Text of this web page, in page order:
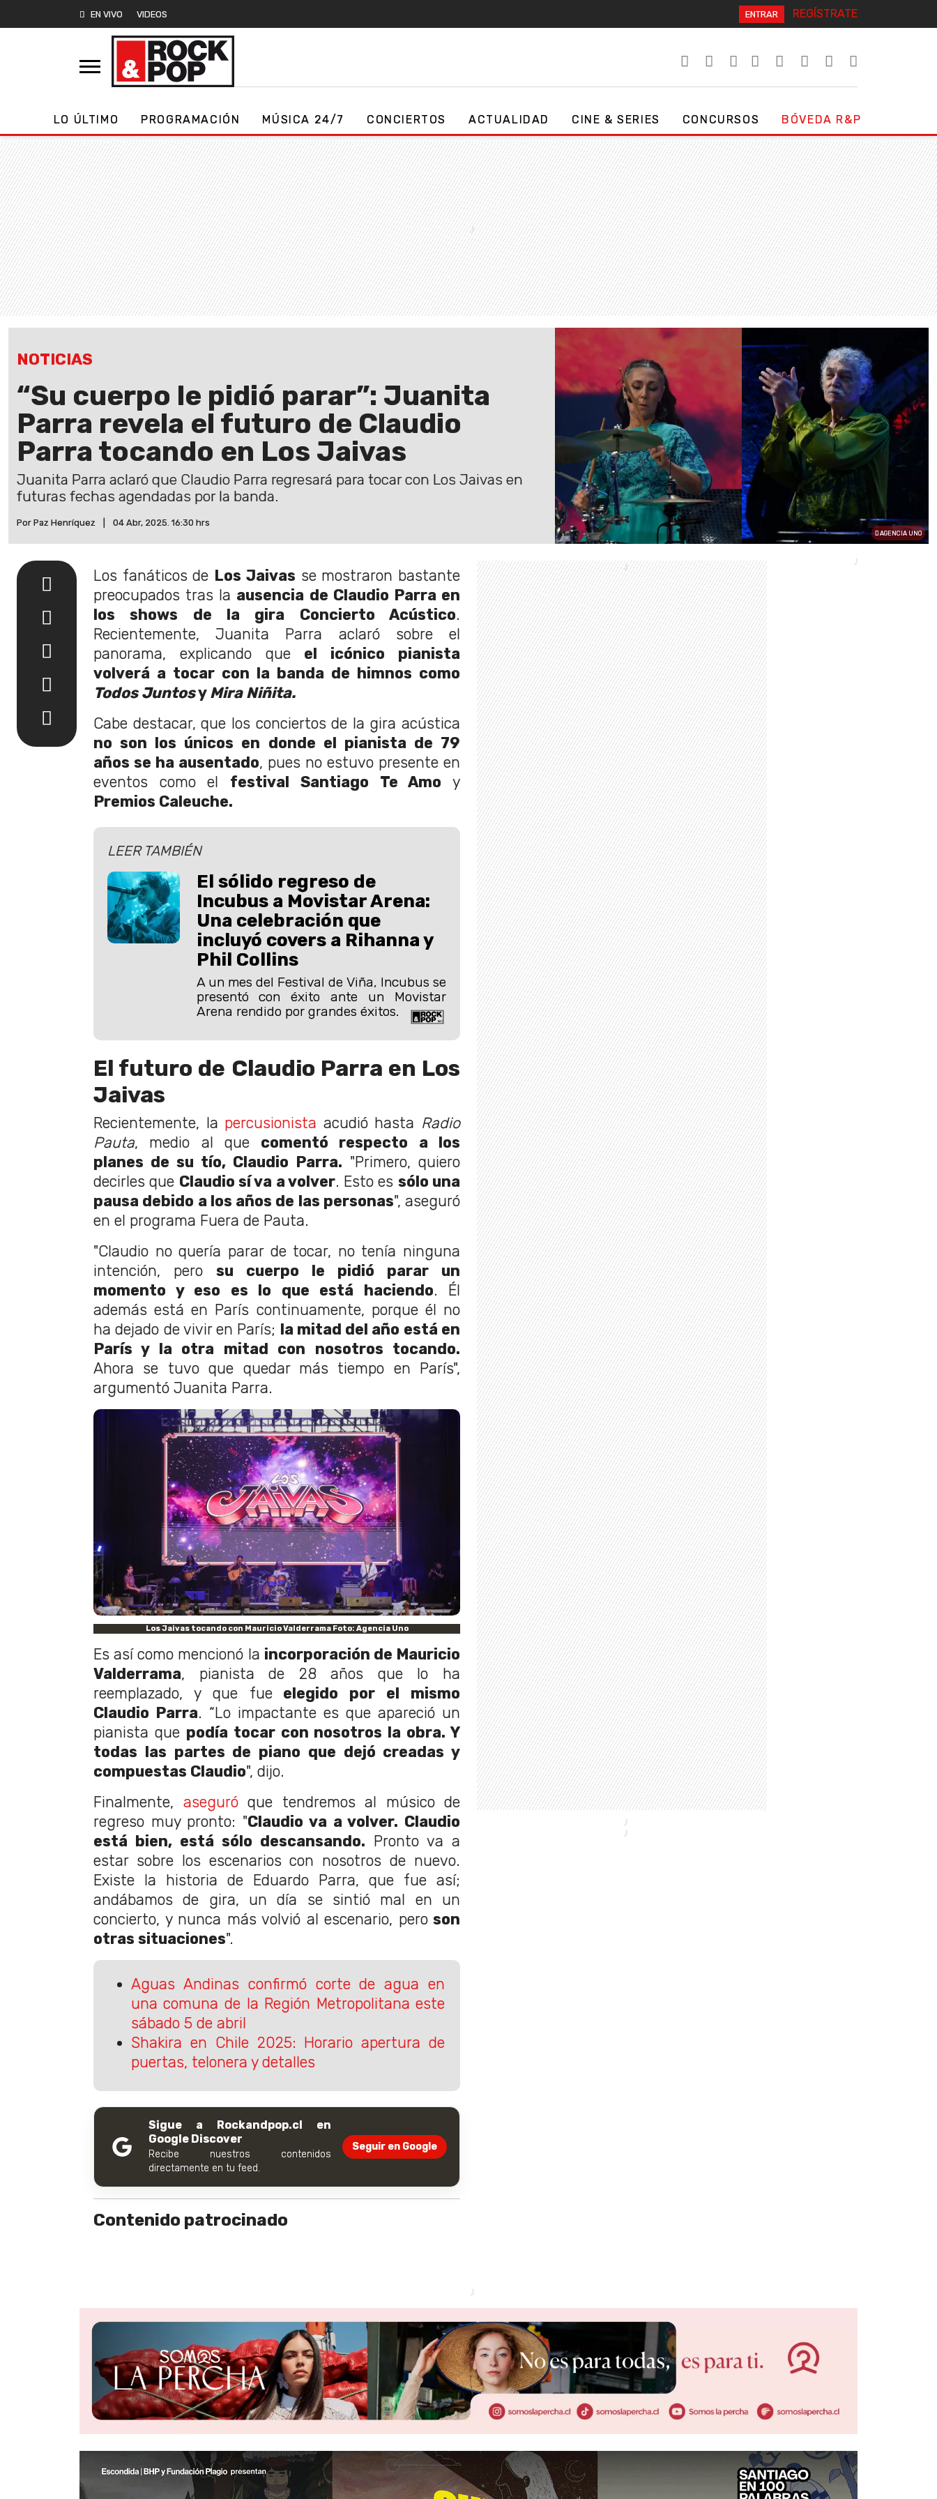
EN VIVO VIDEOS ENTRAR REGÍSTRATE
LO ÚLTIMO PROGRAMACIÓN MÚSICA 24/7 CONCIERTOS ACTUALIDAD CINE & SERIES CONCURSOS BÓVEDA R&P
NOTICIAS
“Su cuerpo le pidió parar”: Juanita
Parra revela el futuro de Claudio
Parra tocando en Los Jaivas
Juanita Parra aclaró que Claudio Parra regresará para tocar con Los Jaivas en
futuras fechas agendadas por la banda.
Por Paz Henríquez 04 Abr, 2025. 16:30 hrs
AGENCIA UNO
Los fanáticos de Los Jaivas se mostraron bastante
preocupados tras la ausencia de Claudio Parra en
los shows de la gira Concierto Acústico.
Recientemente, Juanita Parra aclaró sobre el
panorama, explicando que el icónico pianista
volverá a tocar con la banda de himnos como
Todos Juntosy Mira Niñita.
Cabe destacar, que los conciertos de la gira acústica
no son los únicos en donde el pianista de 79
años se ha ausentado, pues no estuvo presente en
eventos como el festival Santiago Te Amo y
Premios Caleuche.
LEER TAMBIÉN
El sólido regreso de
Incubus a Movistar Arena:
Una celebración que
incluyó covers a Rihanna y
Phil Collins
A un mes del Festival de Viña, Incubus se
presentó con éxito ante un Movistar
Arena rendido por grandes éxitos.
El futuro de Claudio Parra en Los
Jaivas
Recientemente, la percusionista acudió hasta Radio
Pauta, medio al que comentó respecto a los
planes de su tío, Claudio Parra. "Primero, quiero
decirles que Claudio sí va a volver. Esto es sólo una
pausa debido a los años de las personas", aseguró
en el programa Fuera de Pauta.
"Claudio no quería parar de tocar, no tenía ninguna
intención, pero su cuerpo le pidió parar un
momento y eso es lo que está haciendo. Él
además está en París continuamente, porque él no
ha dejado de vivir en París; la mitad del año está en
París y la otra mitad con nosotros tocando.
Ahora se tuvo que quedar más tiempo en París",
argumentó Juanita Parra.
Los Jaivas tocando con Mauricio Valderrama Foto: Agencia Uno
Es así como mencionó la incorporación de Mauricio
Valderrama, pianista de 28 años que lo ha
reemplazado, y que fueelegido por el mismo
Claudio Parra. “Lo impactante es que apareció un
pianista que podía tocar con nosotros la obra. Y
todas las partes de piano que dejó creadas y
compuestas Claudio", dijo.
Finalmente, aseguróque tendremos al músico de
regreso muy pronto: "Claudio va a volver. Claudio
está bien, está sólo descansando. Pronto va a
estar sobre los escenarios con nosotros de nuevo.
Existe la historia de Eduardo Parra, que fue así;
andábamos de gira, un día se sintió mal en un
concierto, y nunca más volvió al escenario, peroson
otras situaciones".
Aguas Andinas confirmó corte de agua en
una comuna de la Región Metropolitana este
sábado 5 de abril
Shakira en Chile 2025: Horario apertura de
puertas, telonera y detalles
Sigue a Rockandpop.cl en
Google Discover
Recibe nuestros contenidos
directamente en tu feed.
Seguir en Google
Contenido patrocinado